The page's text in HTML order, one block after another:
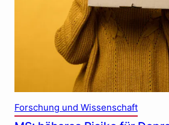
Forschung und Wissenschaft